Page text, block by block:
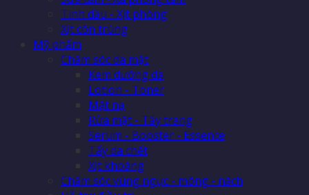
Tinh dầu - Xịt phòng
Xịt côn trùng
Mỹ phẩm
Chăm sóc da mặt
Kem dưỡng da
Lotion - Toner
Mặt nạ
Rửa mặt - Tẩy trang
Serum - Booster - Essence
Tẩy da chết
Xịt khoáng
Chăm sóc vùng ngực - mông - nách